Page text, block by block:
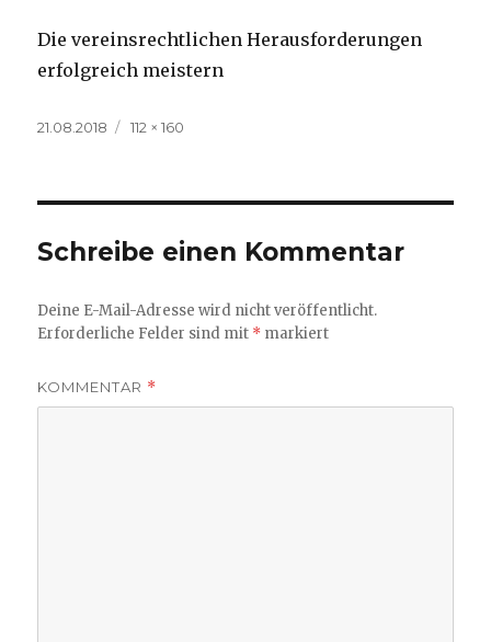
Die vereinsrechtlichen Herausforderungen
erfolgreich meistern
Veröffentlicht
21.08.2018
Volle
112 × 160
Schreibe einen Kommentar
Deine E-Mail-Adresse wird nicht veröffentlicht.
Erforderliche Felder sind mit * markiert
KOMMENTAR *